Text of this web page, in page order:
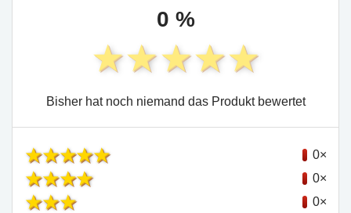
0 %
Bisher hat noch niemand das Produkt bewertet
0×
0×
0×